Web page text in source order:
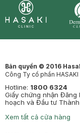
Bản quyền © 2016
Công Ty cổ phần HASAKI
Hotline: 1800 6324
Giấy chứng nhận Đăng
hoạch và Đầu tư Thành
Xem tất cả cửa hàng